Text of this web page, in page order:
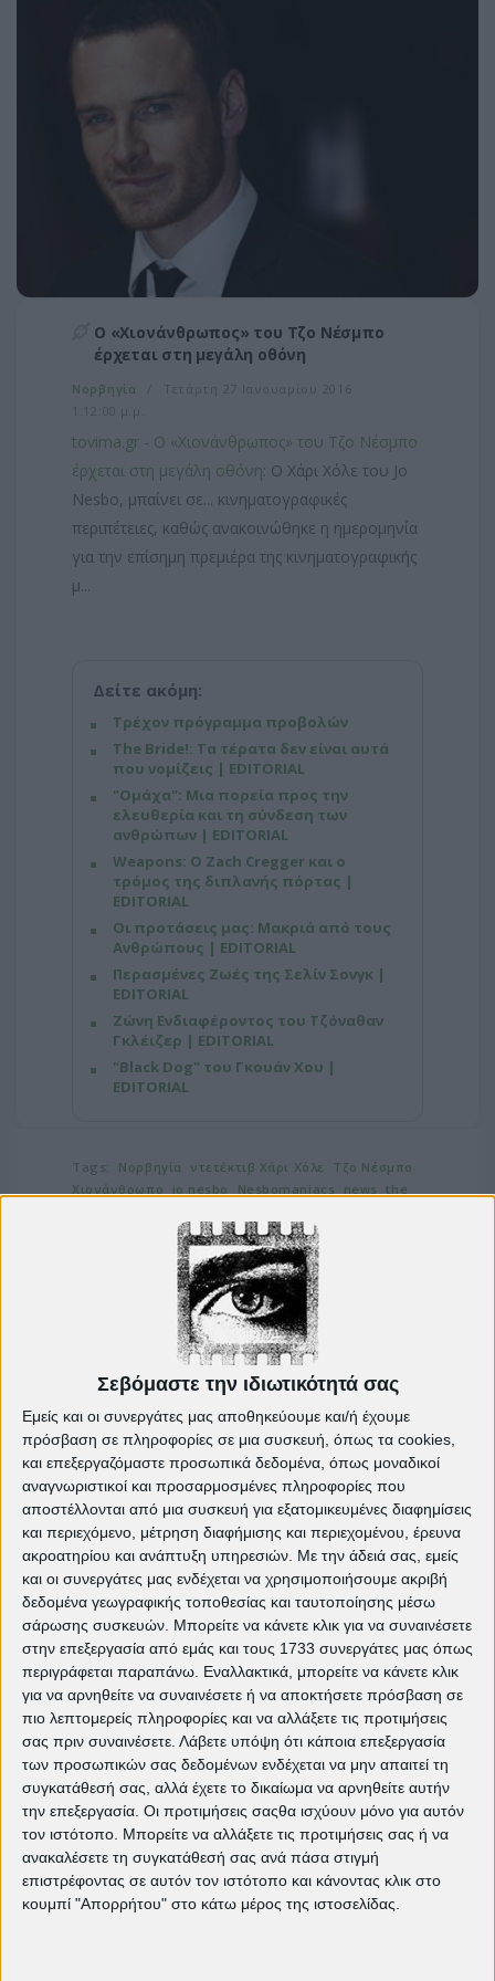
Σεβόμαστε την ιδιωτικότητά σας
Εμείς και οι συνεργάτες μας αποθηκεύουμε και/ή έχουμε
πρόσβαση σε πληροφορίες σε μια συσκευή, όπως τα cookies,
και επεξεργαζόμαστε προσωπικά δεδομένα, όπως μοναδικοί
αναγνωριστικοί και προσαρμοσμένες πληροφορίες που
αποστέλλονται από μια συσκευή για εξατομικευμένες διαφημίσεις
και περιεχόμενο, μέτρηση διαφήμισης και περιεχομένου, έρευνα
ακροατηρίου και ανάπτυξη υπηρεσιών. Με την άδειά σας, εμείς
και οι συνεργάτες μας ενδέχεται να χρησιμοποιήσουμε ακριβή
δεδομένα γεωγραφικής τοποθεσίας και ταυτοποίησης μέσω
σάρωσης συσκευών. Μπορείτε να κάνετε κλικ για να συναινέσετε
στην επεξεργασία από εμάς και τους 1733 συνεργάτες μας όπως
περιγράφεται παραπάνω. Εναλλακτικά, μπορείτε να κάνετε κλικ
για να αρνηθείτε να συναινέσετε ή να αποκτήσετε πρόσβαση σε
πιο λεπτομερείς πληροφορίες και να αλλάξετε τις προτιμήσεις
σας πριν συναινέσετε. Λάβετε υπόψη ότι κάποια επεξεργασία
των προσωπικών σας δεδομένων ενδέχεται να μην απαιτεί τη
συγκατάθεσή σας, αλλά έχετε το δικαίωμα να αρνηθείτε αυτήν
την επεξεργασία. Οι προτιμήσεις σαςθα ισχύουν μόνο για αυτόν
τον ιστότοπο. Μπορείτε να αλλάξετε τις προτιμήσεις σας ή να
ανακαλέσετε τη συγκατάθεσή σας ανά πάσα στιγμή
επιστρέφοντας σε αυτόν τον ιστότοπο και κάνοντας κλικ στο
κουμπί "Απορρήτου" στο κάτω μέρος της ιστοσελίδας.
Ο «Χιονάνθρωπος» του Τζο Νέσμπο
έρχεται στη μεγάλη οθόνη
Νορβηγία
Τετάρτη 27 Ιανουαρίου 2016
tovima.gr - Ο «Χιονάνθρωπος» του Τζο Νέσμπο
έρχεται στη μεγάλη οθόνη: Ο Χάρι Χόλε του Jo
Nesbo, μπαίνει σε... κινηματογραφικές
περιπέτειες, καθώς ανακοινώθηκε η ημερομηνία
για την επίσημη πρεμιέρα της κινηματογραφικής
μ...
Δείτε ακόμη:
Τρέχον πρόγραμμα προβολών
The Bride!: Τα τέρατα δεν είναι αυτά
που νομίζεις | EDITORIAL
"Ομάχα": Μια πορεία προς την
ελευθερία και τη σύνδεση των
ανθρώπων | EDITORIAL
Weapons: Ο Zach Cregger και ο
τρόμος της διπλανής πόρτας |
EDITORIAL
Οι προτάσεις μας: Μακριά από τους
Ανθρώπους | EDITORIAL
Περασμένες Ζωές της Σελίν Σονγκ |
EDITORIAL
Ζώνη Ενδιαφέροντος του Τζόναθαν
Γκλέιζερ | EDITORIAL
"Black Dog" του Γκουάν Χου |
EDITORIAL
Tags: Νορβηγία ντετέκτιβ Χάρι Xόλε
Τζο Νέσμπο
Χιονάνθρωπο
jo nesbo Nesbomaniacs news
the
Κινηματογραφική λέσχη
Πετρούπολης
ρ
χ
ι
κ
a
c
e
b
o
o
k
n
s
t
a
g
r
a
T
i
k
T
o
k
X
(
T
w
i
t
e
)
o
o
g
l
← ΝΕΌΤΕΡΗ ΑΝΆΡΤΗΣΗ ΠΑΛΑΙΌΤΕΡΗ ΑΝΆΡΤΗΣΗ →
Κινηματογραφική Λέσχη Πετρούπολης editorial άρθρα
Ελεύθερη είσοδος παιδική ταινία όσκαρ
Καλλίτσα Βλάχου πρόγραμμα 2026 Πρεσβεία Αργεντινής